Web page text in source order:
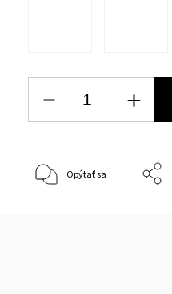
Opýtať sa